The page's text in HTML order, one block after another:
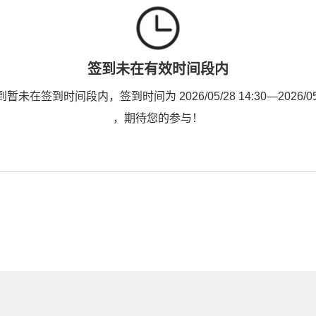
签到未在有效时间段内
暂未在签到时间段内，签到时间为 2026/05/28 14:30—2026/
，期待您的参与！